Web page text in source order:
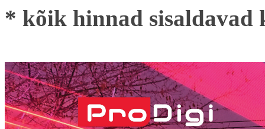
* kõik hinnad sisaldavad